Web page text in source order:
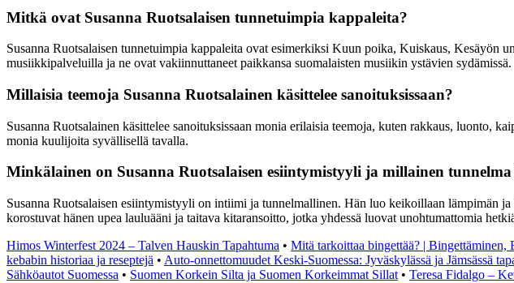
Mitkä ovat Susanna Ruotsalaisen tunnetuimpia kappaleita?
Susanna Ruotsalaisen tunnetuimpia kappaleita ovat esimerkiksi Kuun poika, Kuiskaus, Kesäyön
musiikkipalveluilla ja ne ovat vakiinnuttaneet paikkansa suomalaisten musiikin ystävien sydämissä.
Millaisia teemoja Susanna Ruotsalainen käsittelee sanoituksissaan?
Susanna Ruotsalainen käsittelee sanoituksissaan monia erilaisia teemoja, kuten rakkaus, luonto,
monia kuulijoita syvällisellä tavalla.
Minkälainen on Susanna Ruotsalaisen esiintymistyyli ja millainen
Susanna Ruotsalaisen esiintymistyyli on intiimi ja tunnelmallinen. Hän luo keikoillaan lämpimän
korostuvat hänen upea lauluääni ja taitava kitaransoitto, jotka yhdessä luovat unohtumattomia
Himos Winterfest 2024 – Talven Hauskin Tapahtuma • Mitä tarkoittaa bingettää? | Bingettäminen,
kebabin historiaa ja reseptejä • Auto-onnettomuudet Keski-Suomessa: Jyväskylässä ja Jämsässä
Sähköautot Suomessa • Suomen Korkein Silta ja Suomen Korkeimmat Sillat • Teresa Fidalgo –